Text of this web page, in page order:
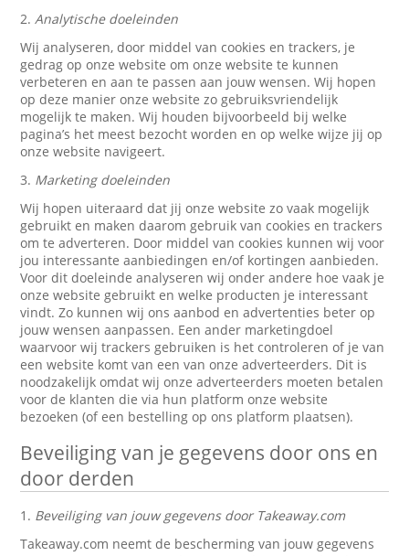
2.Analytische doeleinden
Wij analyseren, door middel van cookies en trackers, je
gedrag op onze website om onze website te kunnen
verbeteren en aan te passen aan jouw wensen. Wij hopen
op deze manier onze website zo gebruiksvriendelijk
mogelijk te maken. Wij houden bijvoorbeeld bij welke
pagina’s het meest bezocht worden en op welke wijze jij op
onze website navigeert.
3. Marketing doeleinden
Wij hopen uiteraard dat jij onze website zo vaak mogelijk
gebruikt en maken daarom gebruik van cookies en trackers
om te adverteren. Door middel van cookies kunnen wij voor
jou interessante aanbiedingen en/of kortingen aanbieden.
Voor dit doeleinde analyseren wij onder andere hoe vaak je
onze website gebruikt en welke producten je interessant
vindt. Zo kunnen wij ons aanbod en advertenties beter op
jouw wensen aanpassen. Een ander marketingdoel
waarvoor wij trackers gebruiken is het controleren of je van
een website komt van een van onze adverteerders. Dit is
noodzakelijk omdat wij onze adverteerders moeten betalen
voor de klanten die via hun platform onze website
bezoeken (of een bestelling op ons platform plaatsen).
Beveiliging van je gegevens door ons en
door derden
1. Beveiliging van jouw gegevens door Takeaway.com
Takeaway.com neemt de bescherming van jouw gegevens